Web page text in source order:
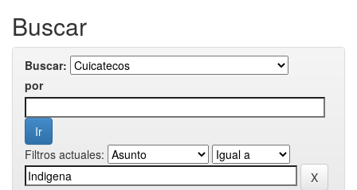
Buscar
Buscar:
por
Filtros actuales: